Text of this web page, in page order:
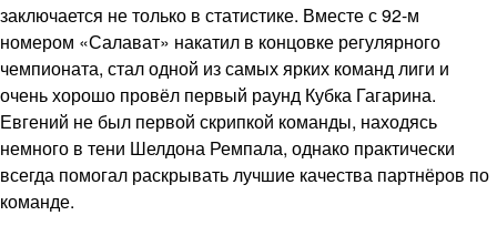
заключается не только в статистике. Вместе с 92-м
номером «Салават» накатил в концовке регулярного
чемпионата, стал одной из самых ярких команд лиги и
очень хорошо провёл первый раунд Кубка Гагарина.
Евгений не был первой скрипкой команды, находясь
немного в тени Шелдона Ремпала, однако практически
всегда помогал раскрывать лучшие качества партнёров по
команде.